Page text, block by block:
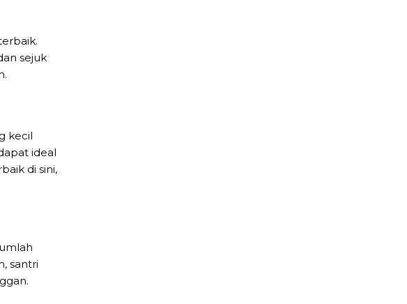
sejuk
kecil
ideal
di sini,
santri